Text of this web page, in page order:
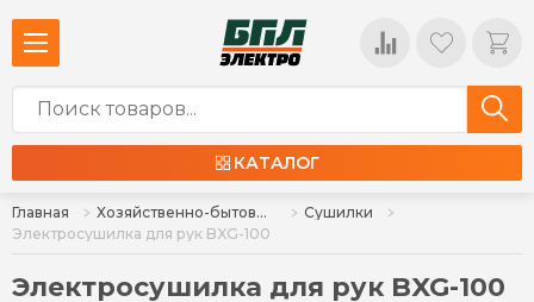
КАТАЛОГ
Главная Хозяйственно-бытовые товары
Сушилки
Электросушилка для рук BXG-100
Электросушилка для рук BXG-100